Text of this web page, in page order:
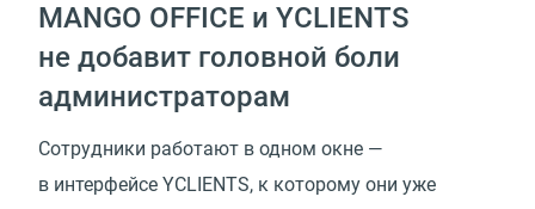
MANGO OFFICE и YCLIENTS
не добавит головной боли
администраторам
Сотрудники работают в одном окне —
в интерфейсе YCLIENTS, к которому они уже